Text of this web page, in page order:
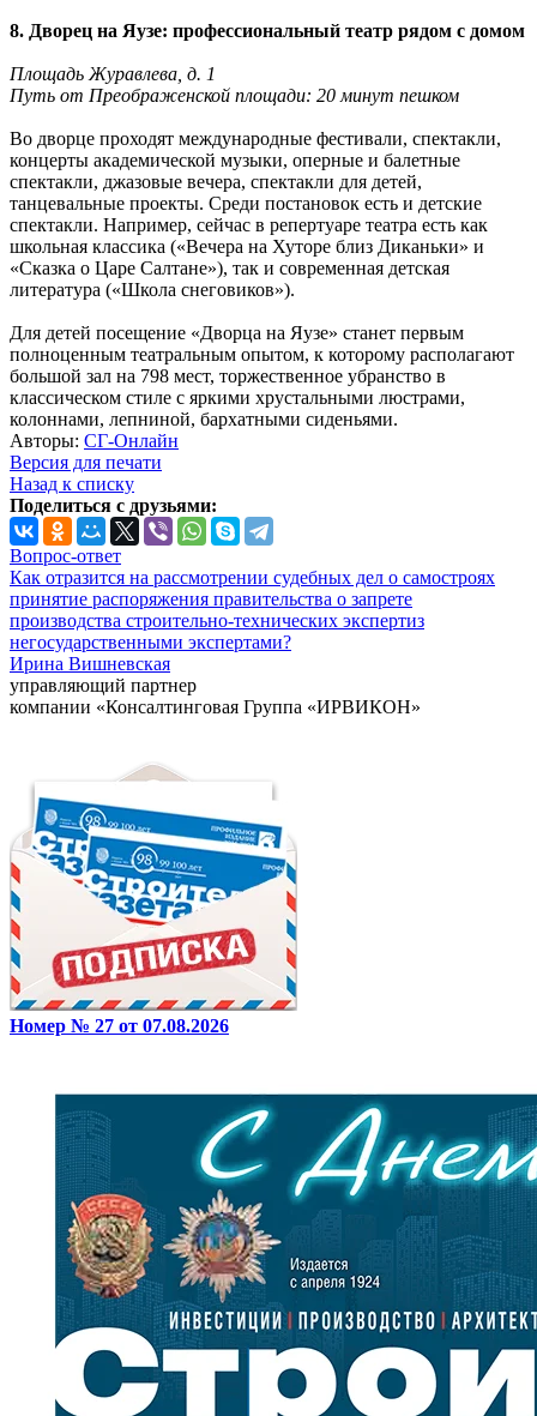
8. Дворец на Яузе: профессиональный театр рядом с домом
Площадь Журавлева, д. 1
Путь от Преображенской площади: 20 минут пешком
Во дворце проходят международные фестивали, спектакли,
концерты академической музыки, оперные и балетные
спектакли, джазовые вечера, спектакли для детей,
танцевальные проекты. Среди постановок есть и детские
спектакли. Например, сейчас в репертуаре театра есть как
школьная классика («Вечера на Хуторе близ Диканьки» и
«Сказка о Царе Салтане»), так и современная детская
литература («Школа снеговиков»).
Для детей посещение «Дворца на Яузе» станет первым
полноценным театральным опытом, к которому располагают
большой зал на 798 мест, торжественное убранство в
классическом стиле с яркими хрустальными люстрами,
колоннами, лепниной, бархатными сиденьями.
Авторы: СГ-Онлайн
Версия для печати
Назад к списку
Поделиться с друзьями:
Вопрос-ответ
Как отразится на рассмотрении судебных дел о самостроях
принятие распоряжения правительства о запрете
производства строительно-технических экспертиз
негосударственными экспертами?
Ирина Вишневская
управляющий партнер
компании «Консалтинговая Группа «ИРВИКОН»
Номер № 27 от 07.08.2026